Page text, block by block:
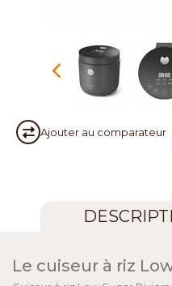
Ajouter au comparateur
Le cuiseur à riz